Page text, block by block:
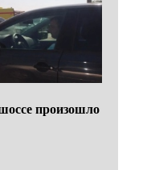
произошло